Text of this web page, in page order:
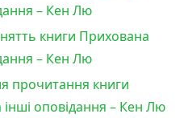
– Кен Лю
книги Прихована
– Кен Лю
прочитання книги
оповідання – Кен Лю